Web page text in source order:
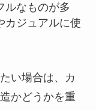
ルなものが多
カジュアルに使
い場合は、カ
かどうかを重